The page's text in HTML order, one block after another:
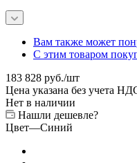
Вам также может
С этим товаром
183 828 руб./шт
Цена указана без учета
Нет в наличии
Нашли дешевле?
Цвет—Синий